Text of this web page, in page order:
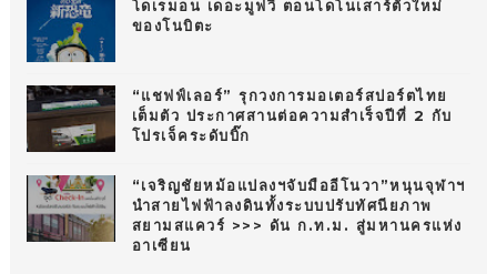
โดเรมอน เดอะมูฟวี่ ตอนโดโนเสาร์ตัวใหม่
ของโนบิตะ
“แชฟฟ์เลอร์” รุกวงการมอเตอร์สปอร์ตไทย
เต็มตัว ประกาศสานต่อความสำเร็จปีที่ 2 กับ
โปรเจ็คระดับบิ๊ก
“เจริญชัยหม้อแปลงฯจับมืออีโนวา”หนุนจุฬาฯ
นำสายไฟฟ้าลงดินทั้งระบบปรับทัศนียภาพ
สยามสแควร์ >>> ดัน ก.ท.ม. สู่มหานครแห่ง
อาเซียน